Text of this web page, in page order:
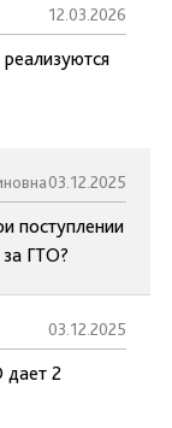
12.03.2026
03.12.2025
поступлении
ГТО?
03.12.2025
дает 2